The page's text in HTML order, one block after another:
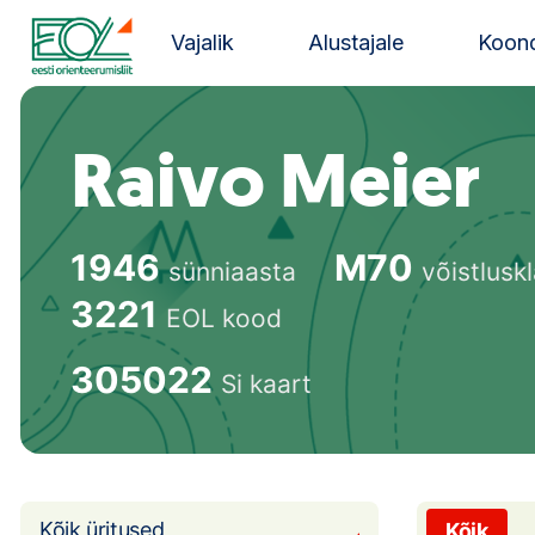
Liigu
juurde
Estonian Orienteering Federation
Vajalik Alustajale
Raivo Meier
1946sünniaasta M70
3221 EOL kood
305022 Si kaart
Kõik üritused